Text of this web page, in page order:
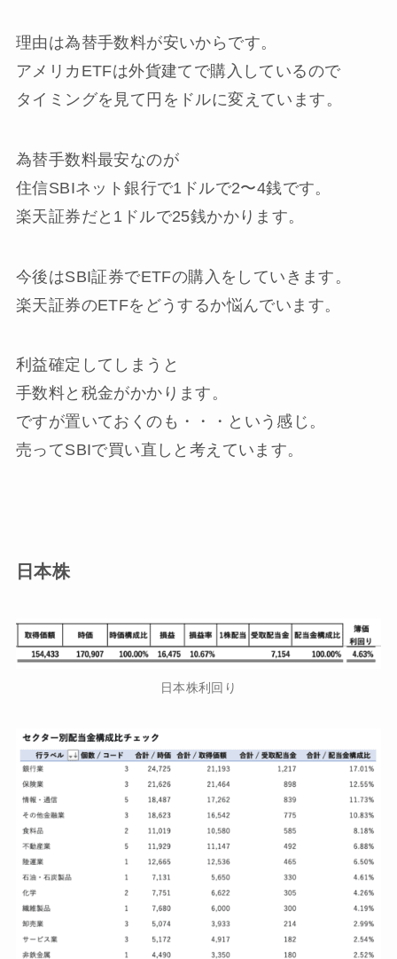
理由は為替手数料が安いから です。
アメリカETFは外貨建てで購入しているので
タイミングを見て円をドルに変えています。
為替手数料最安なのが
住信SBIネット銀行で1ドルで2〜4銭です。
楽天証券だと1ドルで25銭かかります。
今後はSBI証券でETFの購入をしていきます。
楽天証券のETFをどうするか悩んでいます。
利益確定してしまうと
手数料と税金がかかります。
ですが置いておくのも・・・という感じ。
売ってSBIで買い直しと考えています。
日本株
日本株利回り